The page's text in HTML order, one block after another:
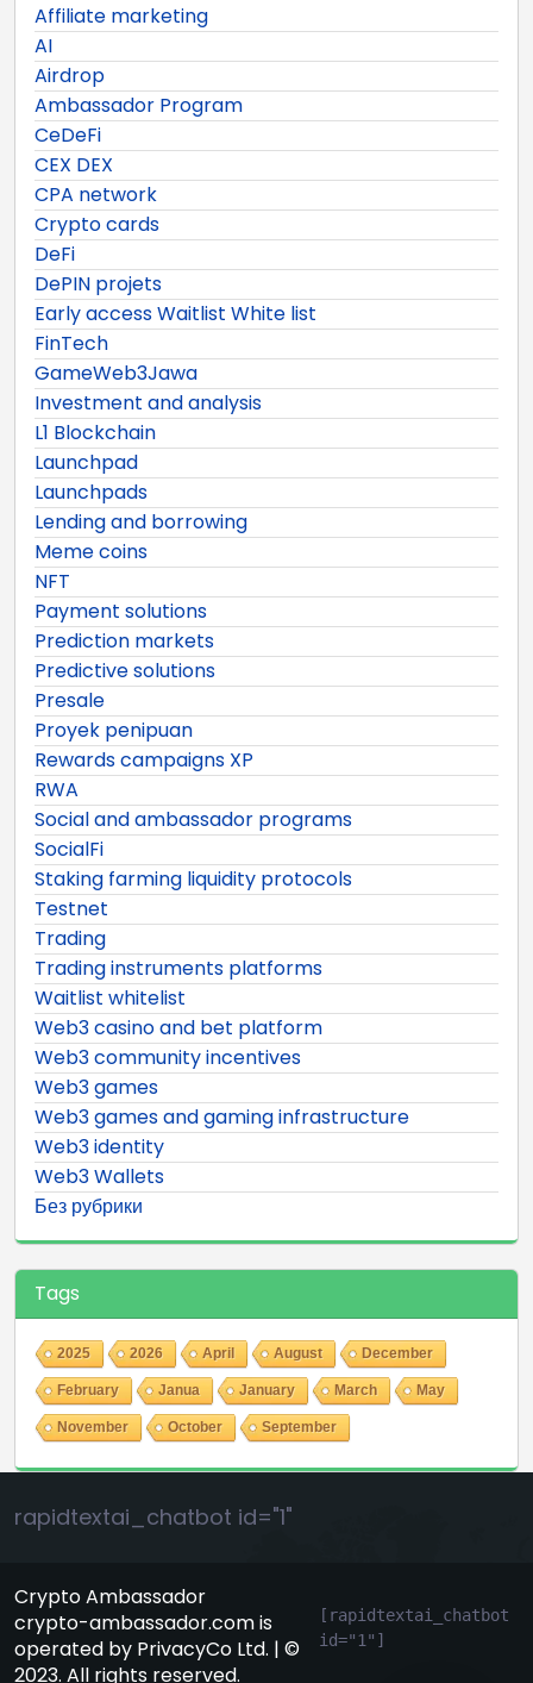
Affiliate marketing
AI
Airdrop
Ambassador Program
CeDeFi
CEX DEX
CPA network
Crypto cards
DeFi
DePIN projets
Early access Waitlist White list
FinTech
GameWeb3Jawa
Investment and analysis
L1 Blockchain
Launchpad
Launchpads
Lending and borrowing
Meme coins
NFT
Payment solutions
Prediction markets
Predictive solutions
Presale
Proyek penipuan
Rewards campaigns XP
RWA
Social and ambassador programs
SocialFi
Staking farming liquidity protocols
Testnet
Trading
Trading instruments platforms
Waitlist whitelist
Web3 casino and bet platform
Web3 community incentives
Web3 games
Web3 games and gaming infrastructure
Web3 identity
Web3 Wallets
Без рубрики
Tags
2025 2026 April August December
February Janua January March May
November October September
rapidtextai_chatbot id="1"
Crypto Ambassador
crypto-ambassador.com is
operated by PrivacyCo Ltd. | ©
2023. All rights reserved.
[rapidtextai_chatbot
id="1"]
GeekyBot